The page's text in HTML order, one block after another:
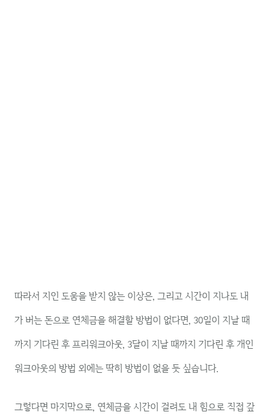
따라서 지인 도움을 받지 않는 이상은, 그리고 시간이 지나도 내
가 버는 돈으로 연체금을 해결할 방법이 없다면, 30일이 지날 때
까지 기다린 후 프리워크아웃, 3달이 지날 때까지 기다린 후 개인
워크아웃의 방법 외에는 딱히 방법이 없을 듯 싶습니다.
그렇다면 마지막으로, 연체금을 시간이 걸려도 내 힘으로 직접 갚